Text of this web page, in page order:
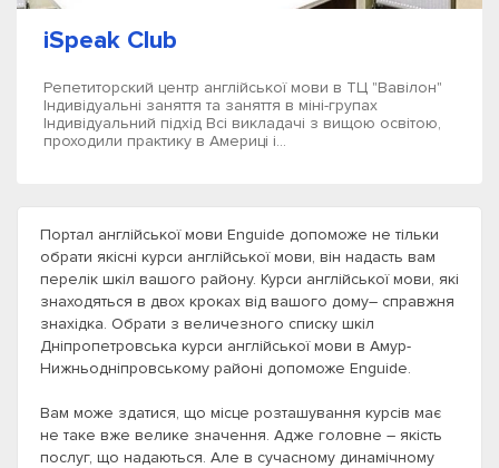
Портал англійської мови Enguide допоможе не тільки
обрати якісні курси англійської мови, він надасть вам
перелік шкіл вашого району. Курси англійської мови, які
знаходяться в двох кроках від вашого дому– справжня
знахідка. Обрати з величезного списку шкіл
Дніпропетровська курси англійської мови в Амур-
Нижньодніпровському районі допоможе Enguide.
Вам може здатися, що місце розташування курсів має
не таке вже велике значення. Адже головне – якість
послуг, що надаються. Але в сучасному динамічному
iSpeak Club
Репетиторский центр англійської мови в ТЦ "Вавілон"
Індивідуальні заняття та заняття в міні-групах
Індивідуальний підхід Всі викладачі з вищою освітою,
проходили практику в Америці і...